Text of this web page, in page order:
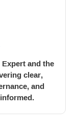
and the
clear,
and